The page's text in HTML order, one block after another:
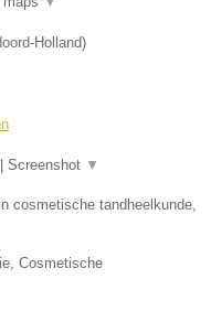
Holland)
| Screenshot ▼
cosmetische tandheelkunde,
Cosmetische